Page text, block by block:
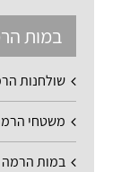
במות
שולחנות
משטחי
במות הרמה